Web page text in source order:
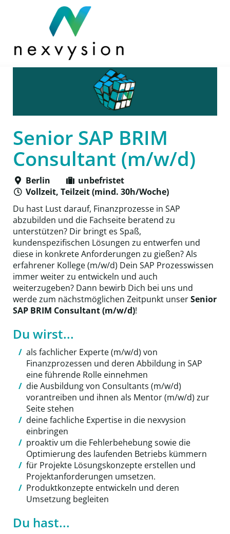
Senior SAP BRIM
Consultant (m/w/d)
Berlin
unbefristet
Vollzeit, Teilzeit (mind. 30h/Woche)
Du hast Lust darauf, Finanzprozesse in SAP
abzubilden und die Fachseite beratend zu
unterstützen? Dir bringt es Spaß,
kundenspezifischen Lösungen zu entwerfen und
diese in konkrete Anforderungen zu gießen? Als
erfahrener Kollege (m/w/d) Dein SAP Prozesswissen
immer weiter zu entwickeln und auch
weiterzugeben? Dann bewirb Dich bei uns und
werde zum nächstmöglichen Zeitpunkt unserSenior
SAP BRIM Consultant (m/w/d)!
Du wirst...
als fachlicher Experte (m/w/d) von
Finanzprozessen und deren Abbildung in SAP
eine führende Rolle einnehmen
die Ausbildung von Consultants (m/w/d)
vorantreiben und ihnen als Mentor (m/w/d) zur
Seite stehen
deine fachliche Expertise in die nexvysion
einbringen
proaktiv um die Fehlerbehebung sowie die
Optimierung des laufenden Betriebs kümmern
für Projekte Lösungskonzepte erstellen und
Projektanforderungen umsetzen.
Produktkonzepte entwickeln und deren
Umsetzung begleiten
Du hast...